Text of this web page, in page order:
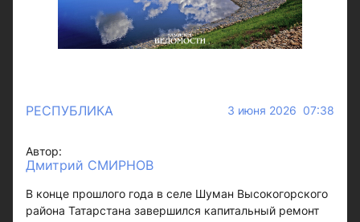
РЕСПУБЛИКА 3 июня 2026 07:38
Автор:
Дмитрий СМИРНОВ
В конце прошлого года в селе Шуман Высокогорского
района Татарстана завершился капитальный ремонт